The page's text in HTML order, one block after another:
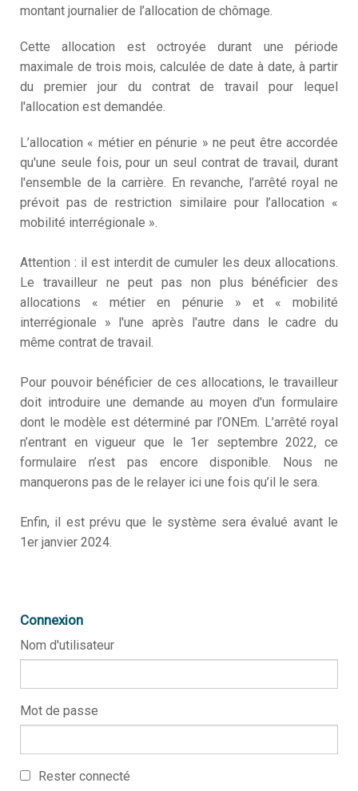
montant journalier de l’allocation de chômage.
Cette allocation est octroyée durant une période
maximale de trois mois, calculée de date à date, à partir
du premier jour du contrat de travail pour lequel
l'allocation est demandée.
L’allocation « métier en pénurie » ne peut être accordée
qu'une seule fois, pour un seul contrat de travail, durant
l'ensemble de la carrière. En revanche, l’arrêté royal ne
prévoit pas de restriction similaire pour l’allocation «
mobilité interrégionale ».
Attention : il est interdit de cumuler les deux allocations.
Le travailleur ne peut pas non plus bénéficier des
allocations « métier en pénurie » et « mobilité
interrégionale » l'une après l'autre dans le cadre du
même contrat de travail.
Pour pouvoir bénéficier de ces allocations, le travailleur
doit introduire une demande au moyen d'un formulaire
dont le modèle est déterminé par l’ONEm. L’arrêté royal
n’entrant en vigueur que le 1er septembre 2022, ce
formulaire n’est pas encore disponible. Nous ne
manquerons pas de le relayer ici une fois qu’il le sera.
Enfin, il est prévu que le système sera évalué avant le
1er janvier 2024.
Connexion
Nom d'utilisateur
Mot de passe
Rester connecté